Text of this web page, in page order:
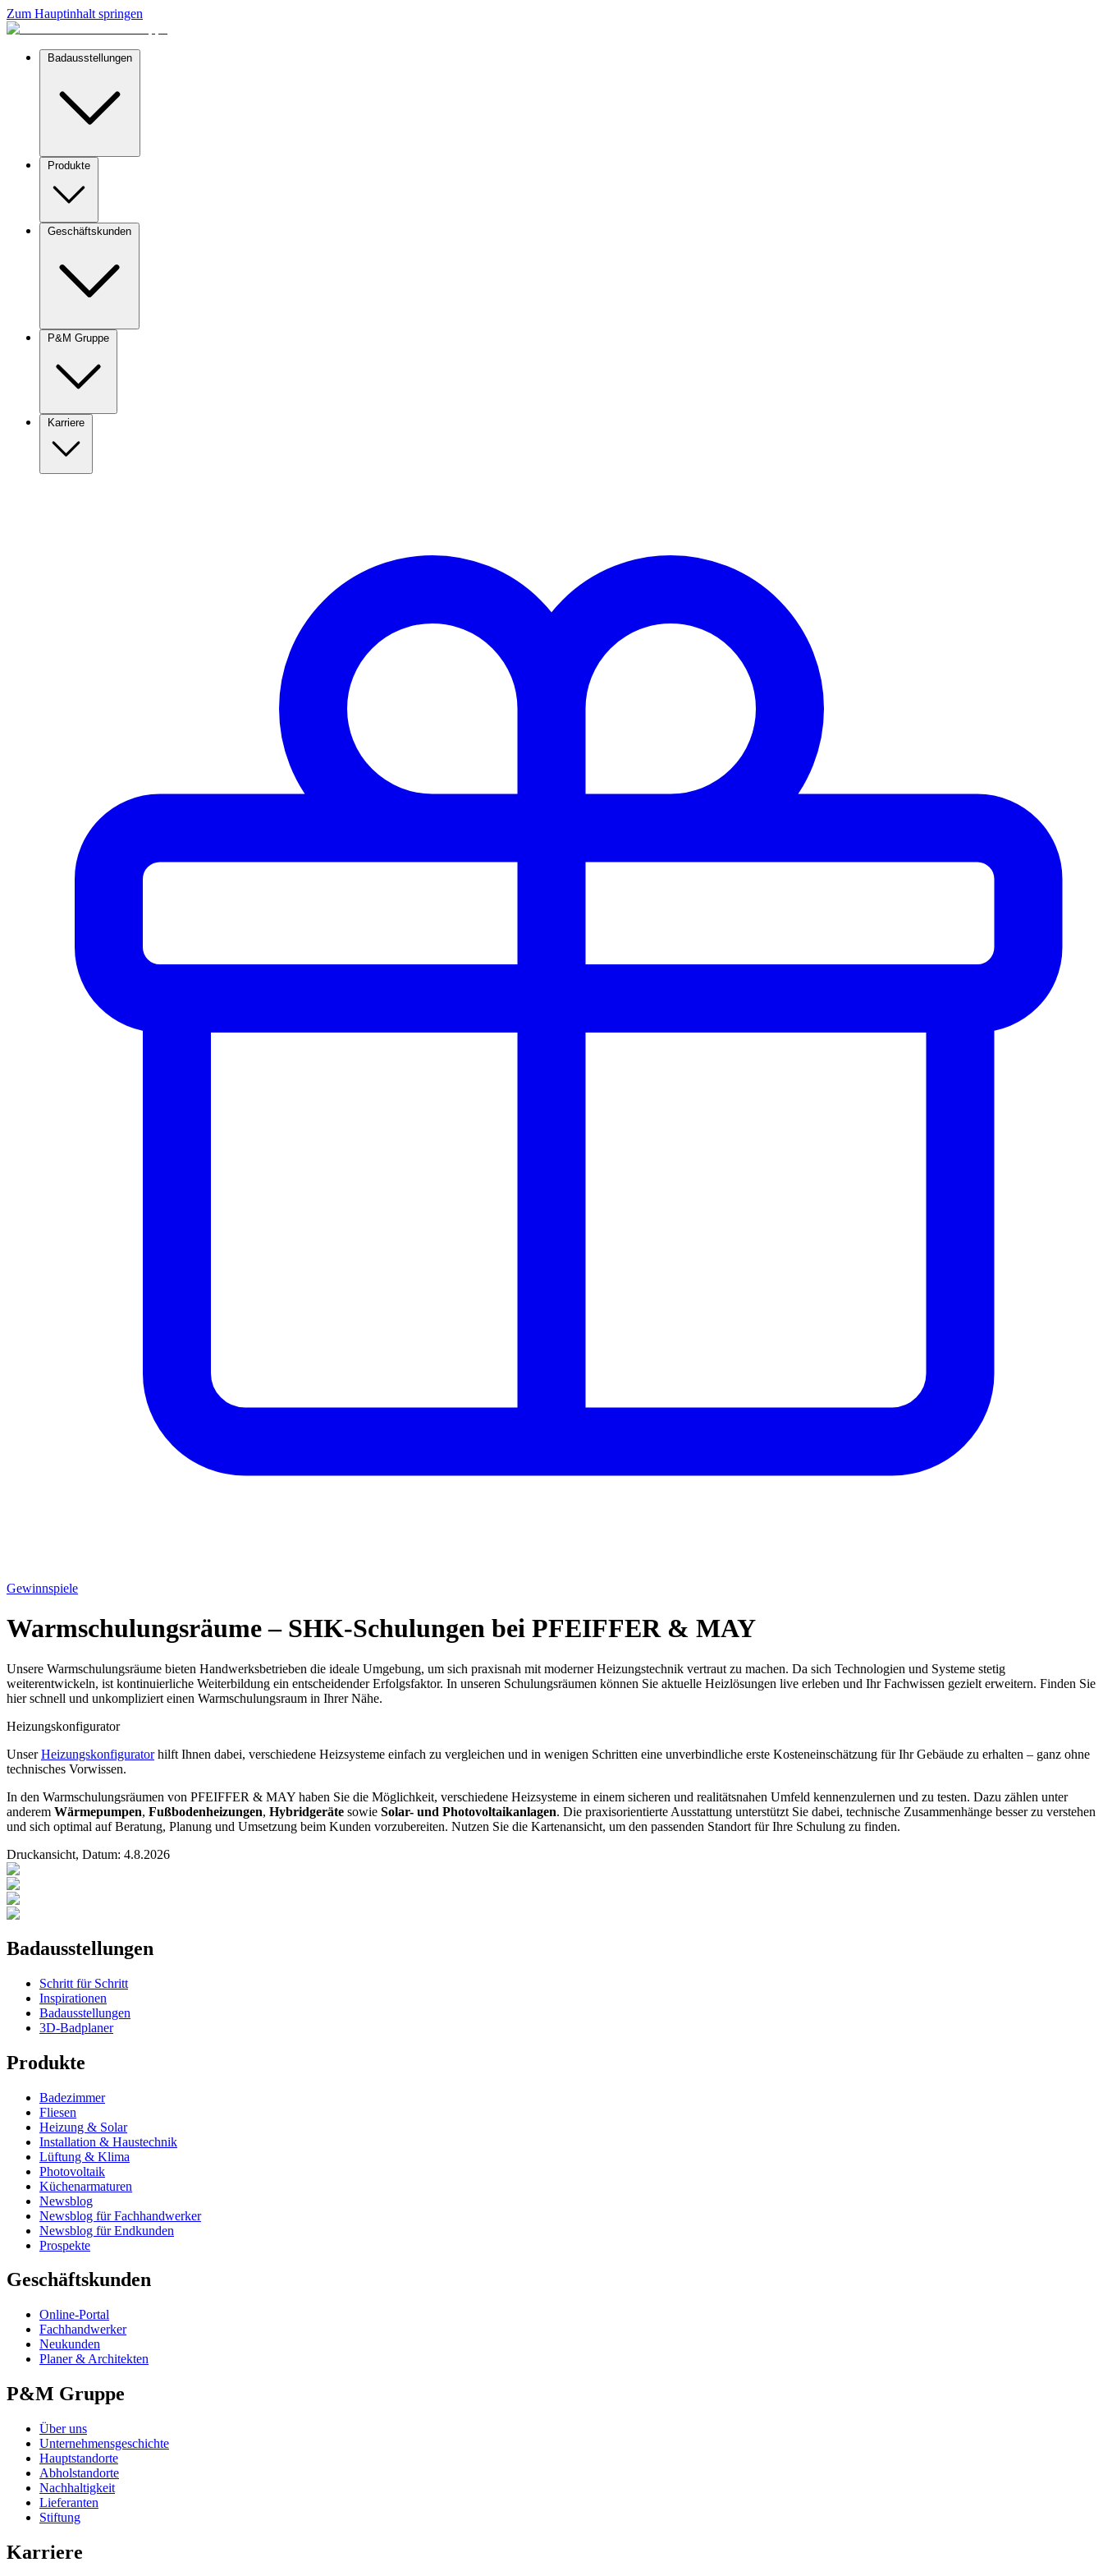
Zum Hauptinhalt springen
Badausstellungen
Produkte
Geschäftskunden
P&M Gruppe
Karriere
Gewinnspiele
Warmschulungsräume – SHK-Schulungen bei PFEIFFER & MAY
Unsere Warmschulungsräume bieten Handwerksbetrieben die ideale Umgebung, um sich praxisnah mit moderner Heizungstechnik vertraut zu machen. Da sich Technologien und Systeme stetig
weiterentwickeln, ist kontinuierliche Weiterbildung ein entscheidender Erfolgsfaktor. In unseren Schulungsräumen können Sie aktuelle Heizlösungen live erleben und Ihr Fachwissen gezielt erweitern. Finden Sie
hier schnell und unkompliziert einen Warmschulungsraum in Ihrer Nähe.
Heizungskonfigurator
UnserHeizungskonfiguratorhilft Ihnen dabei, verschiedene Heizsysteme einfach zu vergleichen und in wenigen Schritten eine unverbindliche erste Kosteneinschätzung für Ihr Gebäude zu erhalten – ganz ohne
technisches Vorwissen.
In den Warmschulungsräumen von PFEIFFER & MAY haben Sie die Möglichkeit, verschiedene Heizsysteme in einem sicheren und realitätsnahen Umfeld kennenzulernen und zu testen. Dazu zählen unter
anderem Wärmepumpen, Fußbodenheizungen, Hybridgeräte sowie Solar- und Photovoltaikanlagen. Die praxisorientierte Ausstattung unterstützt Sie dabei, technische Zusammenhänge besser zu verstehen
und sich optimal auf Beratung, Planung und Umsetzung beim Kunden vorzubereiten. Nutzen Sie die Kartenansicht, um den passenden Standort für Ihre Schulung zu finden.
Druckansicht, Datum: 4.8.2026
Badausstellungen
Schritt für Schritt
Inspirationen
Badausstellungen
3D-Badplaner
Produkte
Badezimmer
Fliesen
Heizung & Solar
Installation & Haustechnik
Lüftung & Klima
Photovoltaik
Küchenarmaturen
Newsblog
Newsblog für Fachhandwerker
Newsblog für Endkunden
Prospekte
Geschäftskunden
Online-Portal
Fachhandwerker
Neukunden
Planer & Architekten
P&M Gruppe
Über uns
Unternehmensgeschichte
Hauptstandorte
Abholstandorte
Nachhaltigkeit
Lieferanten
Stiftung
Karriere